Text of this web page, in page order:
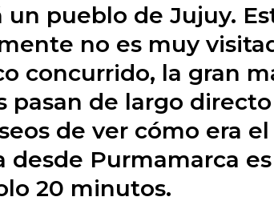
un pueblo de Jujuy.
no es muy
concurrido, la gran
pasan de largo
de ver cómo era
desde Purmamarca
20 minutos.